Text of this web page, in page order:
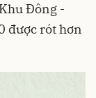
Đông -
được rót hơn